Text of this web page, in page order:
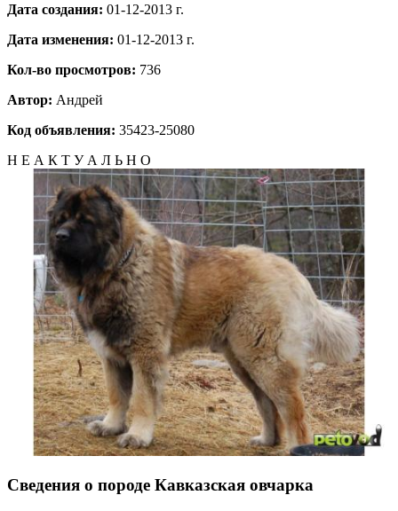
Дата создания: 01-12-2013 г.
Дата изменения: 01-12-2013 г.
Кол-во просмотров: 736
Автор: Андрей
Код объявления: 35423-25080
Н Е А К Т У А Л Ь Н О
Сведения о породе Кавказская овчарка